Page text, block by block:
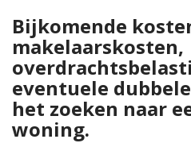
Bijkomende
makelaarskosten,
eventuele
het zoeken naar
woning.